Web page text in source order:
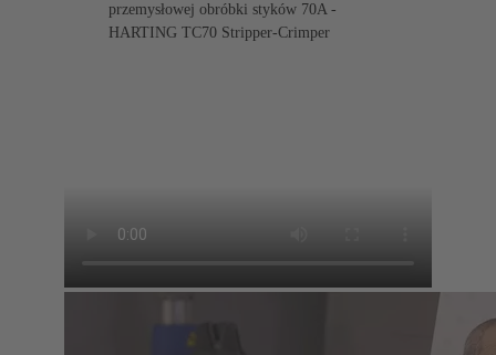
przemysłowej obróbki styków 70A -
HARTING TC70 Stripper-Crimper